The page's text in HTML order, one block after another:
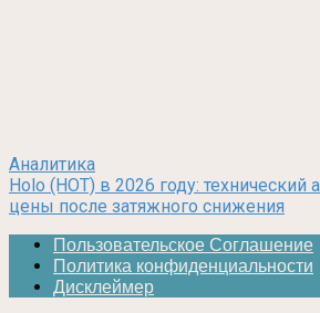
Аналитика
Holo (HOT) в 2026 году: технический
цены после затяжного снижения
Пользовательское Соглашение
Политика конфиденциальности
Дисклеймер